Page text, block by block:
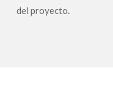
del proyecto.